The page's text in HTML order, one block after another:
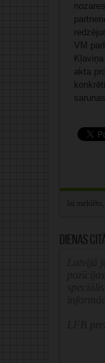
VM
akta
Dienas